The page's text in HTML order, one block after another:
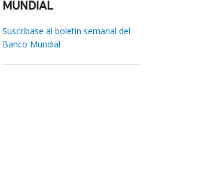
MUNDIAL
Suscríbase al boletín semanal del
Banco Mundial